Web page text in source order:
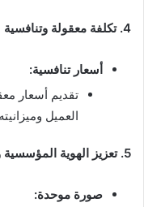
4. تكلفة معقولة وتنافسية
أسعار تنافسية:
تقديم أسعار
العميل
5. تعزيز الهوية المؤسسية والانتماء
صورة موحدة: